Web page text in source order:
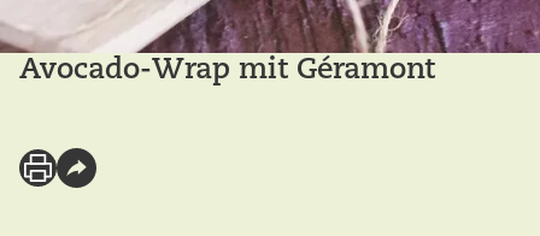
Avocado-Wrap mit Géramont